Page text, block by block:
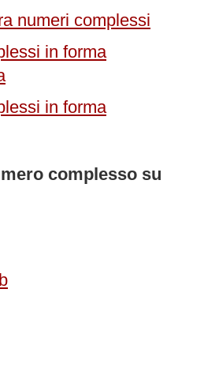
numeri complessi
in forma
in forma
complesso su